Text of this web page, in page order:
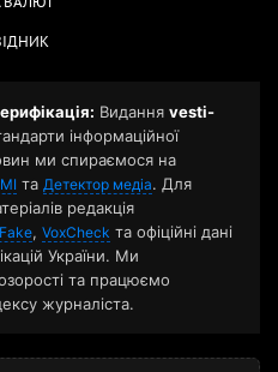
Видання vesti-
інформаційної
ми спираємося на
та Детектор медіа. Для
редакція
, VoxCheck та офіційні дані
України. Ми
та працюємо
журналіста.